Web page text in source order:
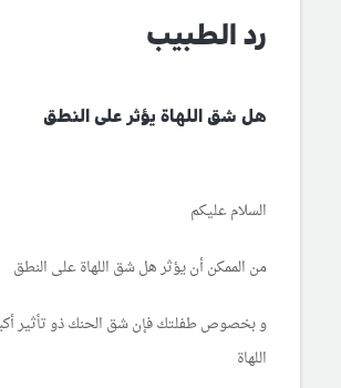
رد الطبيب
هل شق اللهاة يؤثر على النطق
السلام عليكم
من الممكن أن يؤثر هل شق اللهاة على النطق
و بخصوص طفلتك فإن شق الحنك ذو تأثير
اللهاة